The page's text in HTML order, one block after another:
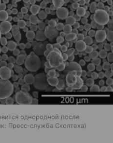
однородной после
Пресс-служба Сколтеха